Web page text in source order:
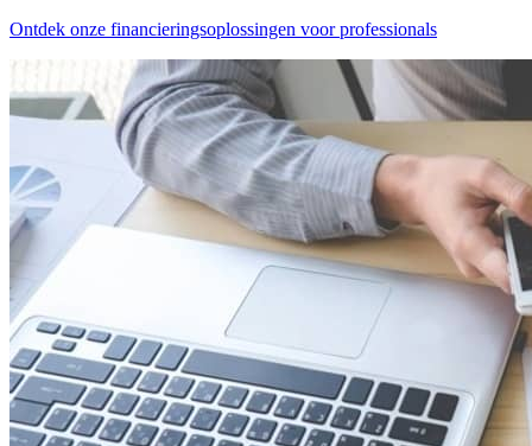
Ontdek onze financieringsoplossingen voor professionals